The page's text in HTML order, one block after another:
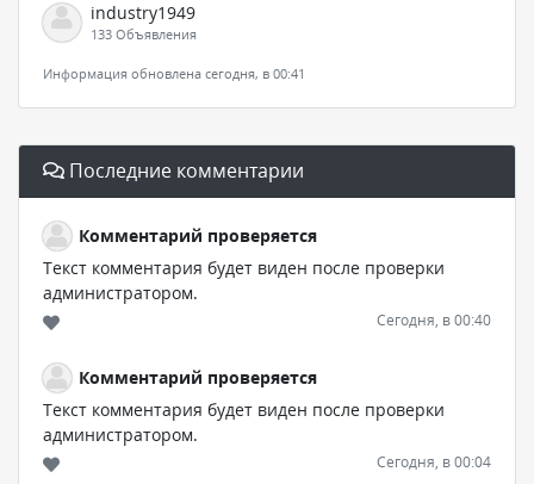
industry1949
133 Объявления
Информация обновлена сегодня, в 00:41
Последние комментарии
Комментарий проверяется
Текст комментария будет виден после проверки
администратором.
Сегодня, в 00:40
Комментарий проверяется
Текст комментария будет виден после проверки
администратором.
Сегодня, в 00:04